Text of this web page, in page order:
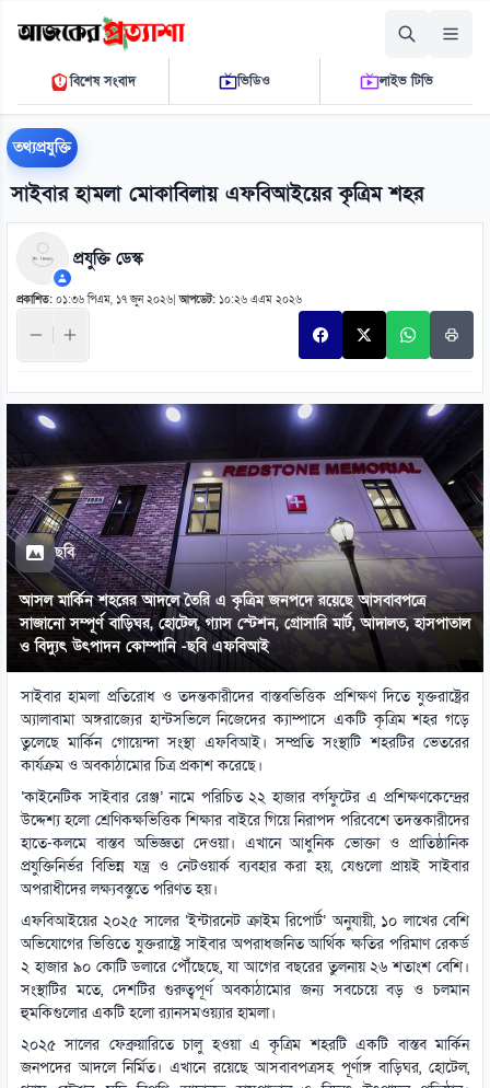
বৃহস্পতিবার, ০৬ আগস্ট ২০২৬
০১ ০৫ ২৯ পি.এম.THE DAILY AJKER PROTTASHA
বিশেষ সংবাদ ভিডিও লাইভ টিভি
তথ্যপ্রযুক্তি
সাইবার হামলা মোকাবিলায় এফবিআইয়ের কৃত্রিম শহর
প্রযুক্তি ডেস্ক
প্রকাশিত: ০১:৩৬ পিএম, ১৭ জুন ২০২৬ |আপডেট: ১০:২৬ এএম ২০২৬
ছবি
আসল মার্কিন শহরের আদলে তৈরি এ কৃত্রিম জনপদে রয়েছে আসবাবপত্রে
সাজানো সম্পূর্ণ বাড়িঘর, হোটেল, গ্যাস স্টেশন, গ্রোসারি মার্ট, আদালত, হাসপাতাল
ও বিদ্যুৎ উৎপাদন কোম্পানি -ছবি এফবিআই
সাইবার হামলা প্রতিরোধ ও তদন্তকারীদের বাস্তবভিত্তিক প্রশিক্ষণ দিতে যুক্তরাষ্ট্রের
অ্যালাবামা অঙ্গরাজ্যের হান্টসভিলে নিজেদের ক্যাম্পাসে একটি কৃত্রিম শহর গড়ে
তুলেছে মার্কিন গোয়েন্দা সংস্থা এফবিআই। সম্প্রতি সংস্থাটি শহরটির ভেতরের
কার্যক্রম ও অবকাঠামোর চিত্র প্রকাশ করেছে।
‘কাইনেটিক সাইবার রেঞ্জ’ নামে পরিচিত ২২ হাজার বর্গফুটের এ প্রশিক্ষণকেন্দ্রের
উদ্দেশ্য হলো শ্রেণিকক্ষভিত্তিক শিক্ষার বাইরে গিয়ে নিরাপদ পরিবেশে তদন্তকারীদের
হাতে-কলমে বাস্তব অভিজ্ঞতা দেওয়া। এখানে আধুনিক ভোক্তা ও প্রাতিষ্ঠানিক
প্রযুক্তিনির্ভর বিভিন্ন যন্ত্র ও নেটওয়ার্ক ব্যবহার করা হয়, যেগুলো প্রায়ই সাইবার
অপরাধীদের লক্ষ্যবস্তুতে পরিণত হয়।
এফবিআইয়ের ২০২৫ সালের ‘ইন্টারনেট ক্রাইম রিপোর্ট’ অনুযায়ী, ১০ লাখের বেশি
অভিযোগের ভিত্তিতে যুক্তরাষ্ট্রে সাইবার অপরাধজনিত আর্থিক ক্ষতির পরিমাণ রেকর্ড
২ হাজার ৯০ কোটি ডলারে পৌঁছেছে, যা আগের বছরের তুলনায় ২৬ শতাংশ বেশি।
সংস্থাটির মতে, দেশটির গুরুত্বপূর্ণ অবকাঠামোর জন্য সবচেয়ে বড় ও চলমান
হুমকিগুলোর একটি হলো র‌্যানসমওয়্যার হামলা।
২০২৫ সালের ফেব্রুয়ারিতে চালু হওয়া এ কৃত্রিম শহরটি একটি বাস্তব মার্কিন
জনপদের আদলে নির্মিত। এখানে রয়েছে আসবাবপত্রসহ পূর্ণাঙ্গ বাড়িঘর, হোটেল,